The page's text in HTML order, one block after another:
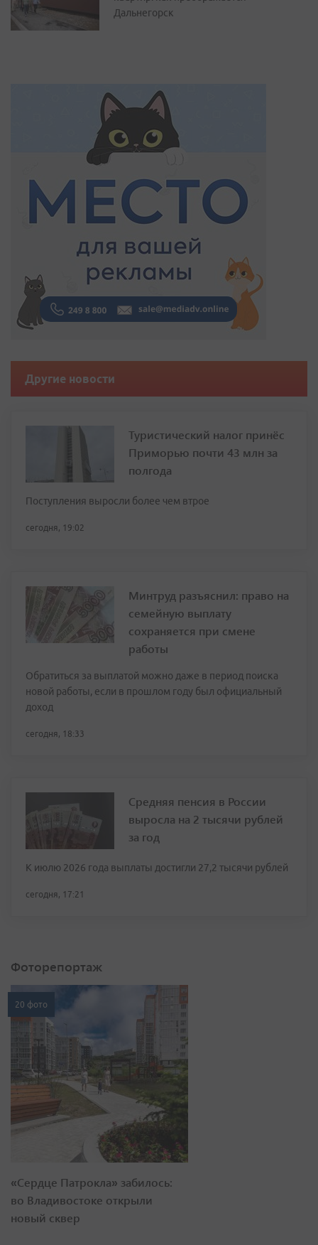
Дальнегорск
Другие новости
Туристический налог принёс
Приморью почти 43 млн за
полгода
Поступления выросли более чем втрое
сегодня, 19:02
Минтруд разъяснил: право на
семейную выплату
сохраняется при смене
работы
Обратиться за выплатой можно даже в период поиска
новой работы, если в прошлом году был официальный
доход
сегодня, 18:33
Средняя пенсия в России
выросла на 2 тысячи рублей
за год
К июлю 2026 года выплаты достигли 27,2 тысячи рублей
сегодня, 17:21
Фоторепортаж
20 фото
«Сердце Патрокла» забилось:
во Владивостоке открыли
новый сквер